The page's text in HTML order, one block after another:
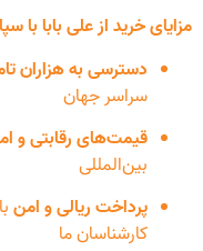
مزایای خرید از علی بابا
دسترسی به هزاران
سراسر جهان
قیمت‌های رقابتی و
بین‌المللی
پرداخت ریالی و امن
کارشناسان ما